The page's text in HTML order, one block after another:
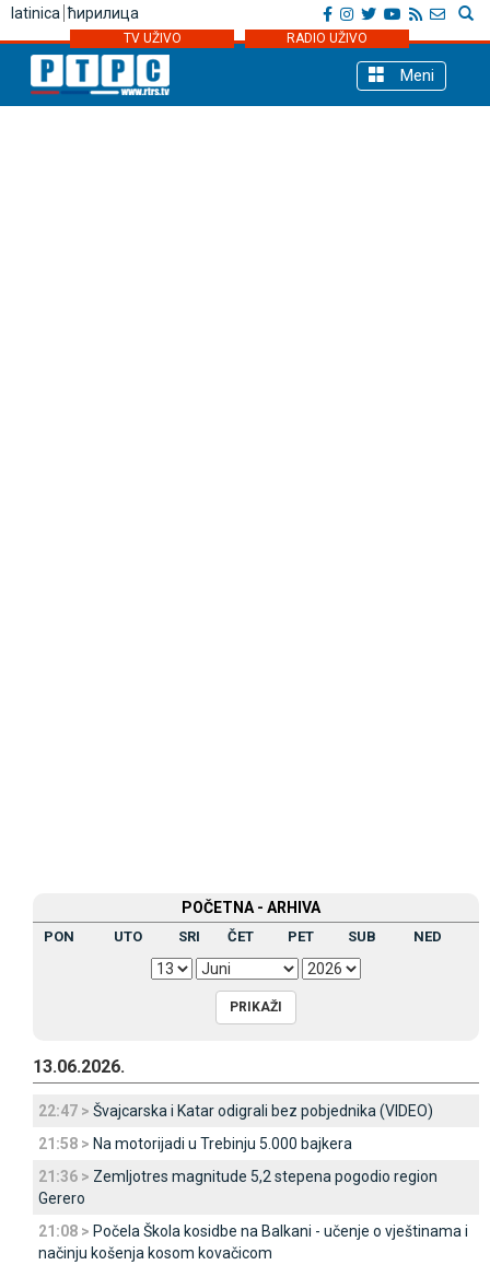
latinica ћирилица
TV UŽIVO RADIO UŽIVO
Meni
POČETNA - ARHIVA
PON UTO SRI ČET PET SUB NED
13.06.2026.
22:47 > Švajcarska i Katar odigrali bez pobjednika (VIDEO)
21:58 > Na motorijadi u Trebinju 5.000 bajkera
21:36 > Zemljotres magnitude 5,2 stepena pogodio region
Gerero
21:08 > Počela Škola kosidbe na Balkani - učenje o vještinama i
načinju košenja kosom kovačicom